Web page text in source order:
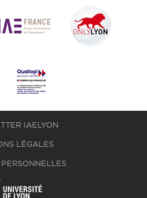
IAELYON
LÉGALES